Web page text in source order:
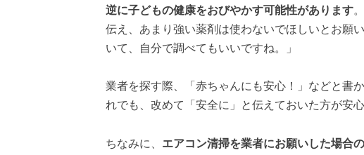
逆に子どもの健康をおびやかす可能性があります
伝え、あまり強い薬剤は使わないでほしいとお願
いて、自分で調べてもいいですね。」
業者を探す際、「赤ちゃんにも安心！」などと書
れでも、改めて「安全に」と伝えておいた方が安心
ちなみに、 エアコン清掃を業者にお願いした場合